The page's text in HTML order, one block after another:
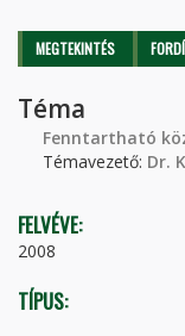
Elsődleges
MEGTEKINTÉS (AKTÍV
Téma
Fenntartható
Témavezető: Dr.
FELVÉVE:
2008
TÍPUS: